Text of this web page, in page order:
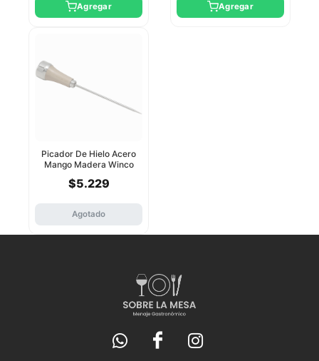
Agregar Agregar
Picador De Hielo Acero
Mango Madera Winco
$5.229
Agotado